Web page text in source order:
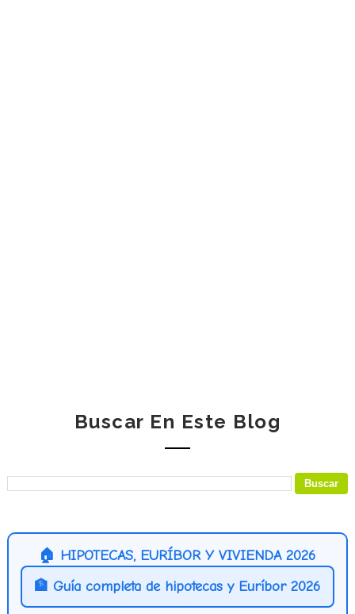
Buscar En Este Blog
🏠 HIPOTECAS, EURÍBOR Y VIVIENDA 2026
🏦 Guía completa de hipotecas y Euríbor 2026